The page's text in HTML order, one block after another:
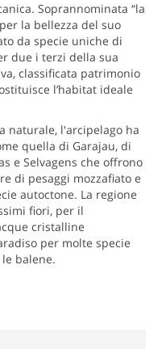
Soprannominata “la
la bellezza del suo
da specie uniche di
due i terzi della sua
classificata patrimonio
l’habitat ideale
naturale, l'arcipelago ha
quella di Garajau, di
e Selvagens che offrono
di pesaggi mozzafiato e
autoctone. La regione
fiori, per il
cristalline
per molte specie
balene.